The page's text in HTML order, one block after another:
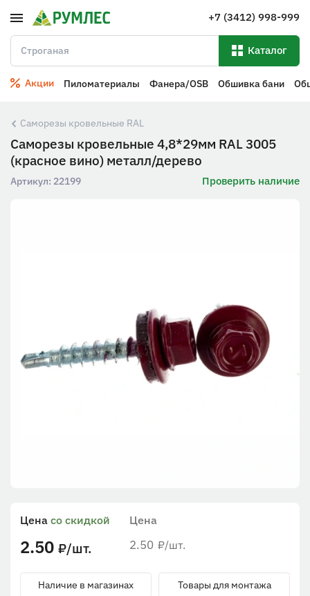
+7 (3412) 998-999
Каталог
Акции Пиломатериалы Фанера/OSB Обшивка бани
Саморезы кровельные RAL
Саморезы кровельные 4,8*29мм RAL 3005
(красное вино) металл/дерево
Артикул: 22199 Проверить наличие
Цена
2.50 ₽/шт.
Цена со скидкой
2.50 ₽/шт.
Наличие в магазинах Товары для монтажа